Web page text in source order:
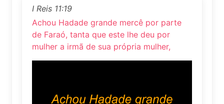
I Reis 11:19
Achou Hadade grande mercê por parte
de Faraó, tanta que este lhe deu por
mulher a irmã de sua própria mulher,